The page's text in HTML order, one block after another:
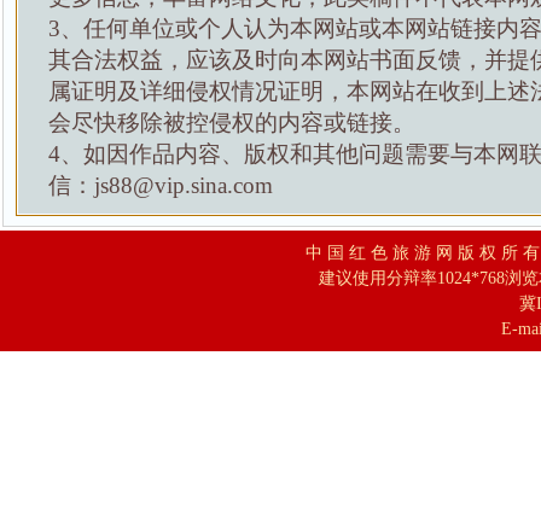
3、任何单位或个人认为本网站或本网站链接内
其合法权益，应该及时向本网站书面反馈，并提
属证明及详细侵权情况证明，本网站在收到上述
会尽快移除被控侵权的内容或链接。
4、如因作品内容、版权和其他问题需要与本网
信：js88@vip.sina.com
中 国 红 色 旅 游 网 版 权 所
建议使用分辩率1024*768浏
冀
E-